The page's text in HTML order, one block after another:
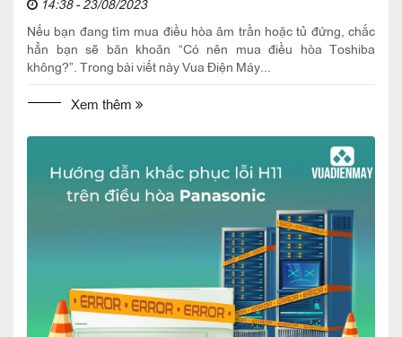
Nếu bạn đang tìm mua điều hòa âm trần hoặc tủ đứng, chắc
hẳn bạn sẽ băn khoăn “Có nên mua điều hòa Toshiba
không?”. Trong bài viết này Vua Điện Máy...
Xem thêm